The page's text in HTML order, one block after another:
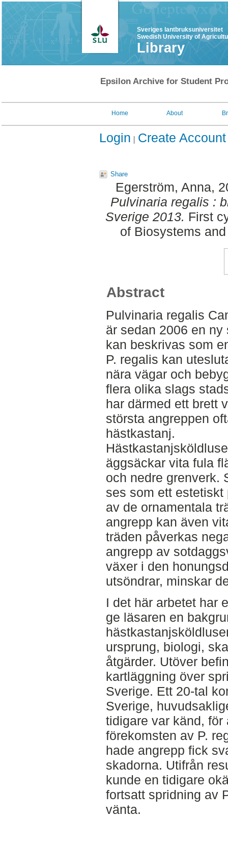
Sveriges lantbruksuniversitet
Swedish University of
Library
Epsilon Archive for Student
Home About
Login Create Account
Share
Egerström, Anna,
Pulvinaria regalis :
Sverige 2013. First
of Biosystems
Abstract
Pulvinaria regalis
är sedan 2006 en
kan beskrivas som
P. regalis kan
nära vägar och
flera olika slags
har därmed ett brett
största angreppen
hästkastanj.
äggsäckar vita fula
och nedre grenverk.
ses som ett
av de ornamentala
angrepp kan även
träden påverkas
angrepp av
växer i den
utsöndrar, minskar
I det här arbetet har
ge läsaren en
ursprung, biologi,
åtgärder. Utöver
kartläggning över
Sverige. Ett 20-tal
Sverige,
tidigare var känd,
förekomsten av P.
hade angrepp fick
skadorna. Utifrån
kunde en tidigare
fortsatt spridning av
vänta.